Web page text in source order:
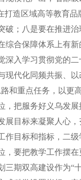
造区域高等教育
；八是要在推进
合保障体系上有新
入学习贯彻党的
代化同频共振、
和重点任务，以更
把服务好义乌发
目标来凝聚人心
目标和指标，二
要把教学工作摆
期双高建设作为“